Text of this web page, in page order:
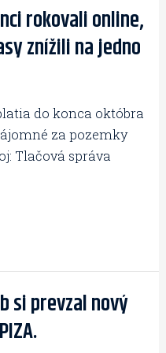
rokovali online,
znížili na jedno
do konca októbra
za pozemky
Tlačová správa
si prevzal nový